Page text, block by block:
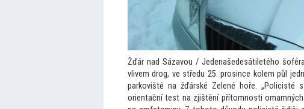
Žďár nad Sázavou / Jedenašedesátiletého
vlivem drog, ve středu 25. prosince kolem půl
parkoviště na žďárské Zelené hoře. „Policisté
orientační test na zjištění přítomnosti